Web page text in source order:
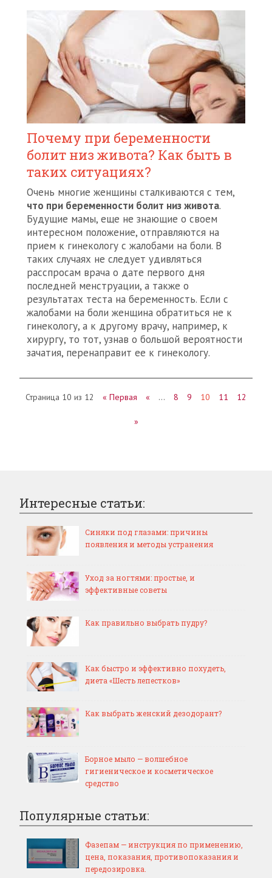
Почему при беременности
болит низ живота? Как быть в
таких ситуациях?
Очень многие женщины сталкиваются с тем,
что при беременности болит низ живота.
Будущие мамы, еще не знающие о своем
интересном положение, отправляются на
прием к гинекологу с жалобами на боли. В
таких случаях не следует удивляться
расспросам врача о дате первого дня
последней менструации, а также о
результатах теста на беременность. Если с
жалобами на боли женщина обратиться не к
гинекологу, а к другому врачу, например, к
хирургу, то тот, узнав о большой вероятности
зачатия, перенаправит ее к гинекологу.
Страница 10 из 12 « Первая « … 8 9 10 11 12
»
Интересные статьи:
Синяки под глазами: причины
появления и методы устранения
Уход за ногтями: простые, и
эффективные советы
Как правильно выбрать пудру?
Как быстро и эффективно похудеть,
диета «Шесть лепестков»
Как выбрать женский дезодорант?
Борное мыло — волшебное
гигиеническое и косметическое
средство
Популярные статьи:
Фазепам — инструкция по применению,
цена, показания, противопоказания и
передозировка.